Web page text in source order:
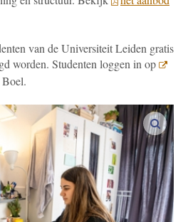
van de Universiteit Leiden gratis
worden. Studenten loggen in op